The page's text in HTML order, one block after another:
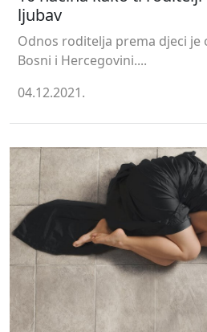
ljubav
Odnos roditelja prema djeci je
Bosni i Hercegovini....
04.12.2021.